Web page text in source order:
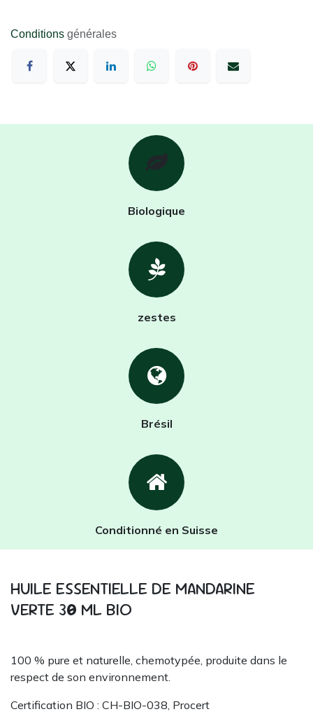
Conditions générales
Biologique
zestes
Brésil
Conditionné en Suisse
HUILE ESSENTIELLE DE MANDARINE
VERTE 30 ML BIO
100 % pure et naturelle, chemotypée, produite dans le
respect de son environnement.
Certification BIO : CH-BIO-038, Procert